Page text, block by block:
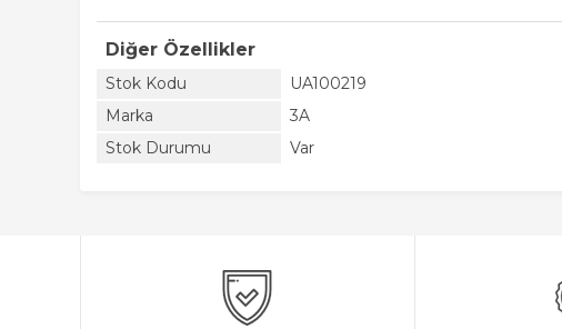
Diğer Özellikler
Stok Kodu
UA100219
Marka
3A
Stok Durumu
Var